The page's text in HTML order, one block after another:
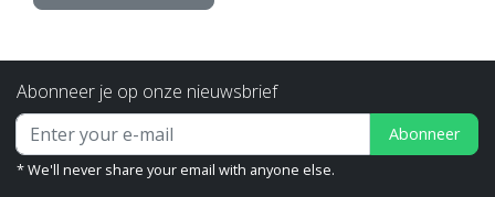
Abonneer je op onze nieuwsbrief
Abonneer
* We'll never share your email with anyone else.